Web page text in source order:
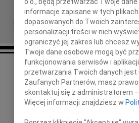
REGION: Warszawa
DATA EMISJI: 17.03.2023
21 marca,
odeszła od
informacje zapisane w tych
dopasowanych do Twoich
personalizacji treści w nich
ograniczyć jej zakres lub chcesz
Twoje dane osobowe mogą być
funkcjonowania serwisów i
przetwarzania Twoich danych jest
Zaufanych Partnerów, masz
skontaktuj się z administratorem
Więcej informacji znajdziesz w